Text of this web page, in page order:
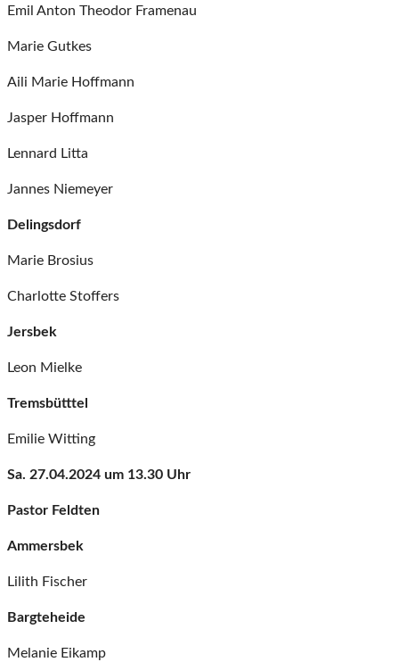
Emil Anton Theodor Framenau
Marie Gutkes
Aili Marie Hoffmann
Jasper Hoffmann
Lennard Litta
Jannes Niemeyer
Delingsdorf
Marie Brosius
Charlotte Stoffers
Jersbek
Leon Mielke
Tremsbütttel
Emilie Witting
Sa. 27.04.2024 um 13.30 Uhr
Pastor Feldten
Ammersbek
Lilith Fischer
Bargteheide
Melanie Eikamp